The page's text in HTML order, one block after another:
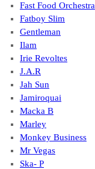
Fast Food Orchestra
Fatboy Slim
Gentleman
Ilam
Irie Revoltes
J.A.R
Jah Sun
Jamiroquai
Macka B
Marley
Monkey Business
Mr Vegas
Ska- P